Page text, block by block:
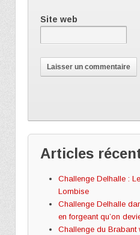
Site web
Articles
Challenge Delhalle :
Lombise
Challenge Delhalle
en forgeant qu’on
Challenge du Brabant